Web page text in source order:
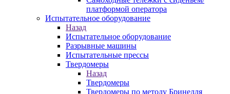
платформой оператора
Испытательное оборудование
Назад
Испытательное оборудование
Разрывные машины
Испытательные прессы
Твердомеры
Назад
Твердомеры
Твердомеры по методу Бринелля